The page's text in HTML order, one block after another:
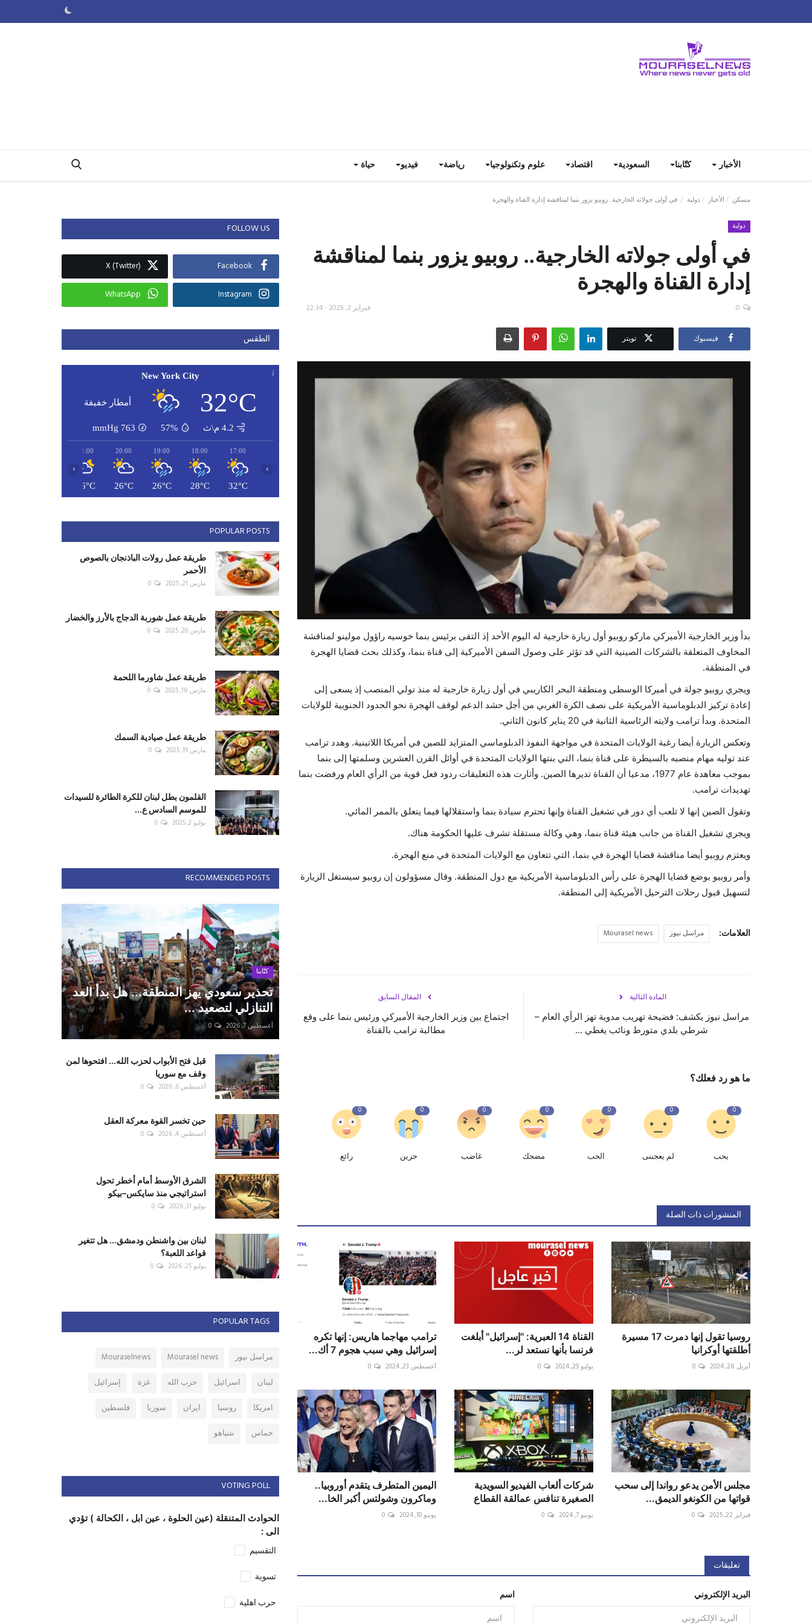
الأخبار كتّابنا السعودية اقتصاد علوم وتكنولوجيا رياضة فيديو حياة
مسكن الأخبار دولية في أولى جولاته الخارجية.. روبيو يزور بنما لمناقشة إدارة القناة والهجرة
دولية
في أولى جولاته الخارجية.. روبيو يزور بنما لمناقشة
إدارة القناة والهجرة
فبراير 2, 2025 - 22:34 0
فيسبوك تويتر
بدأ وزير الخارجية الأميركي ماركو روبيو أول زيارة خارجية له اليوم الأحد إذ التقى برئيس بنما خوسيه راؤول مولينو لمناقشة
المخاوف المتعلقة بالشركات الصينية التي قد تؤثر على وصول السفن الأميركية إلى قناة بنما، وكذلك بحث قضايا الهجرة
في المنطقة.
ويجري روبيو جولة في أميركا الوسطى ومنطقة البحر الكاريبي في أول زيارة خارجية له منذ تولي المنصب إذ يسعى إلى
إعادة تركيز الدبلوماسية الأمريكية على نصف الكرة الغربي من أجل حشد الدعم لوقف الهجرة نحو الحدود الجنوبية للولايات
المتحدة. وبدأ ترامب ولايته الرئاسية الثانية في 20 يناير كانون الثاني.
وتعكس الزيارة أيضا رغبة الولايات المتحدة في مواجهة النفوذ الدبلوماسي المتزايد للصين في أمريكا اللاتينية. وهدد ترامب
عند توليه مهام منصبه بالسيطرة على قناة بنما، التي بنتها الولايات المتحدة في أوائل القرن العشرين وسلمتها إلى بنما
بموجب معاهدة عام 1977، مدعيا أن القناة تديرها الصين. وأثارت هذه التعليقات ردود فعل قوية من الرأي العام ورفضت بنما
تهديدات ترامب.
وتقول الصين إنها لا تلعب أي دور في تشغيل القناة وإنها تحترم سيادة بنما واستقلالها فيما يتعلق بالممر المائي.
ويجري تشغيل القناة من جانب هيئة قناة بنما، وهي وكالة مستقلة تشرف عليها الحكومة هناك.
ويعتزم روبيو أيضا مناقشة قضايا الهجرة في بنما، التي تتعاون مع الولايات المتحدة في منع الهجرة.
وأمر روبيو بوضع قضايا الهجرة على رأس الدبلوماسية الأمريكية مع دول المنطقة. وقال مسؤولون إن روبيو سيستغل الزيارة
لتسهيل قبول رحلات الترحيل الأمريكية إلى المنطقة.
العلامات: مراسل نيوز Mourasel news
المقال السابق
اجتماع بين وزير الخارجية الأميركي ورئيس بنما على وقع
مطالبة ترامب بالقناة
المادة التالية
مراسل نيوز يكشف: فضيحة تهريب مدوية تهز الرأي العام –
شرطي بلدي متورط ونائب يغطي ...
ما هو رد فعلك؟
0
يحب
0
لم يعجبنى
0
الحب
0
مضحك
0
غاضب
0
حزين
0
رائع
المنشورات ذات الصلة
روسيا تقول إنها دمرت 17 مسيرة
أطلقتها أوكرانيا
أبريل 28, 2024 0
القناة 14 العبرية: "إسرائيل" أبلغت
فرنسا بأنها نستعد لر...
يوليو 29, 2024 0
ترامب مهاجما هاريس: إنها تكره
إسرائيل وهي سبب هجوم 7 أك...
أغسطس 23, 2024 0
مجلس الأمن يدعو رواندا إلى سحب
قواتها من الكونغو الديمق...
فبراير 22, 2025 0
شركات ألعاب الفيديو السويدية
الصغيرة تنافس عمالقة القطاع
يونيو 7, 2024 0
اليمين المتطرف يتقدم أوروبيا..
وماكرون وشولتس أكبر الخا...
يونيو 10, 2024 0
تعليقات
اسم البريد الإلكتروني
FOLLOW US
Facebook
X (Twitter)
Instagram
WhatsApp
الطقس
New York City
32°C أمطار خفيفة
4.2 م\ث 57%
763
mmHg
17:00
32°C
18:00
28°C
19:00
26°C
20:00
26°C
21:00
26°C
‹ ›
POPULAR POSTS
طريقة عمل رولات الباذنجان بالصوص
الأحمر
مارس 21, 2025 0
طريقة عمل شوربة الدجاج بالأرز والخضار
مارس 20, 2025 0
طريقة عمل شاورما اللحمة
مارس 18, 2025 0
طريقة عمل صيادية السمك
مارس 19, 2025 0
القلمون بطل لبنان للكرة الطائرة للسيدات
للموسم السادس ع...
يوليو 3, 2025 0
RECOMMENDED POSTS
كتّابنا
تحذير سعودي يهز المنطقة... هل بدأ العد
التنازلي لتصعيد ...
أغسطس 7, 2026 0
قبل فتح الأبواب لحزب الله... افتحوها لمن
وقف مع سوريا
أغسطس 6, 2026 0
حين تخسر القوة معركة العقل
أغسطس 4, 2026 0
الشرق الأوسط أمام أخطر تحول
استراتيجي منذ سايكس–بيكو
يوليو 31, 2026 0
لبنان بين واشنطن ودمشق... هل تتغير
قواعد اللعبة؟
يوليو 25, 2026 0
POPULAR TAGS
مراسل نيوز Mourasel news
Mouraselnews
لبنان
اسرائيل حزب الله غزة
إسرائيل
امريكا
روسيا ايران سوريا
فلسطين
حماس
نتنياهو
VOTING POLL
الحوادث المتنقلة (عين الحلوة ، عين ابل ، الكحالة ) تؤدي
الى :
التقسيم
تسوية
حرب اهلية